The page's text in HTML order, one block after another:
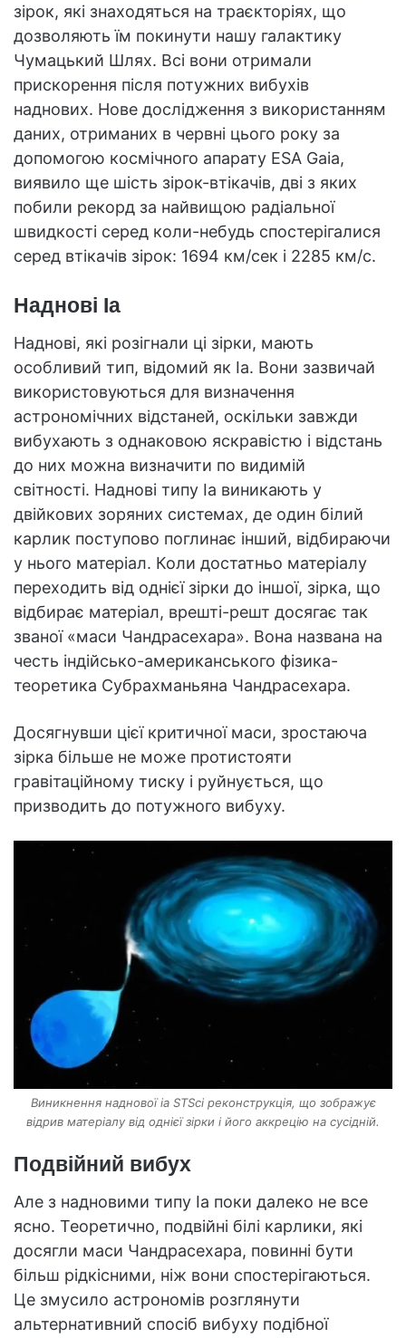
зірок, які знаходяться на траєкторіях, що
дозволяють їм покинути нашу галактику
Чумацький Шлях. Всі вони отримали
прискорення після потужних вибухів
наднових. Нове дослідження з використанням
даних, отриманих в червні цього року за
допомогою космічного апарату ESA Gaia,
виявило ще шість зірок-втікачів, дві з яких
побили рекорд за найвищою радіальної
швидкості серед коли-небудь спостерігалися
серед втікачів зірок: 1694 км/сек і 2285 км/с.
Наднові Ia
Наднові, які розігнали ці зірки, мають
особливий тип, відомий як Ia. Вони зазвичай
використовуються для визначення
астрономічних відстаней, оскільки завжди
вибухають з однаковою яскравістю і відстань
до них можна визначити по видимій
світності. Наднові типу Ia виникають у
двійкових зоряних системах, де один білий
карлик поступово поглинає інший, відбираючи
у нього матеріал. Коли достатньо матеріалу
переходить від однієї зірки до іншої, зірка, що
відбирає матеріал, врешті-решт досягає так
званої «маси Чандрасехара». Вона названа на
честь індійсько-американського фізика-
теоретика Субрахманьяна Чандрасехара.
Досягнувши цієї критичної маси, зростаюча
зірка більше не може протистояти
гравітаційному тиску і руйнується, що
призводить до потужного вибуху.
Виникнення наднової ia STSci реконструкція, що зображує
відрив матеріалу від однієї зірки і його аккрецію на сусідній.
Подвійний вибух
Але з надновими типу Ia поки далеко не все
ясно. Теоретично, подвійні білі карлики, які
досягли маси Чандрасехара, повинні бути
більш рідкісними, ніж вони спостерігаються.
Це змусило астрономів розглянути
альтернативний спосіб вибуху подібної